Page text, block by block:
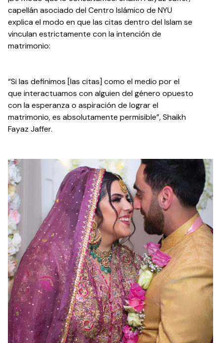
capellán asociado del Centro Islámico de NYU
explica el modo en que las citas dentro del Islam se
vinculan estrictamente con la intención de
matrimonio:
“Si las definimos [las citas] como el medio por el
que interactuamos con alguien del género opuesto
con la esperanza o aspiración de lograr el
matrimonio, es absolutamente permisible”, Shaikh
Fayaz Jaffer.